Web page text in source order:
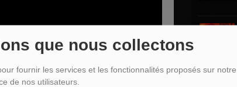
que nous collectons
fournir les services et les fonctionnalités proposés sur
de nos utilisateurs.